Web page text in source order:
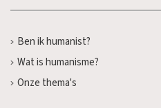
Ben ik humanist?
Wat is humanisme?
Onze thema's